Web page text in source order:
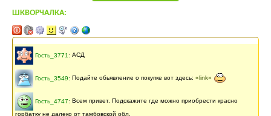
ШКВОРЧАЛКА:
Гость_3771 : АСД
Гость_3549: Подайте обьявление о покупке вот здесь: «link»
Гость_4747: Всем привет. Подскажите где можно приобрести красно
горбатку не далеко от тамбовской обл.